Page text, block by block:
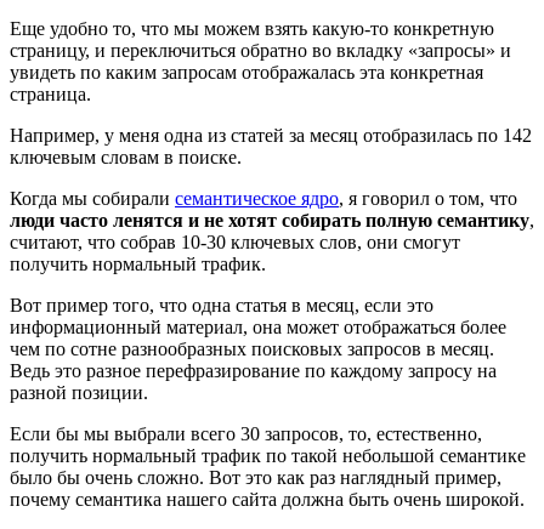
Еще удобно то, что мы можем взять какую-то конкретную
страницу, и переключиться обратно во вкладку «запросы» и
увидеть по каким запросам отображалась эта конкретная
страница.
Например, у меня одна из статей за месяц отобразилась по 142
ключевым словам в поиске.
Когда мы собирали семантическое ядро, я говорил о том, что
люди часто ленятся и не хотят собирать полную семантику,
считают, что собрав 10-30 ключевых слов, они смогут
получить нормальный трафик.
Вот пример того, что одна статья в месяц, если это
информационный материал, она может отображаться более
чем по сотне разнообразных поисковых запросов в месяц.
Ведь это разное перефразирование по каждому запросу на
разной позиции.
Если бы мы выбрали всего 30 запросов, то, естественно,
получить нормальный трафик по такой небольшой семантике
было бы очень сложно. Вот это как раз наглядный пример,
почему семантика нашего сайта должна быть очень широкой.